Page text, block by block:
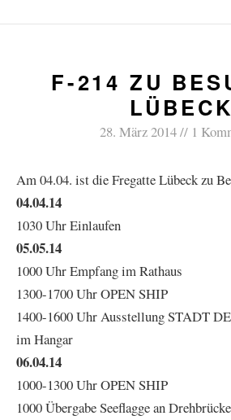
F-214 ZU
LÜBECK
28. März 2014 1
Am 04.04. ist die Fregatte Lübeck zu
04.04.14
1030 Uhr Einlaufen
05.05.14
1000 Uhr Empfang im Rathaus
1300-1700 Uhr OPEN SHIP
1400-1600 Uhr Ausstellung STADT
im Hangar
06.04.14
1000-1300 Uhr OPEN SHIP
1000 Übergabe Seeflagge an